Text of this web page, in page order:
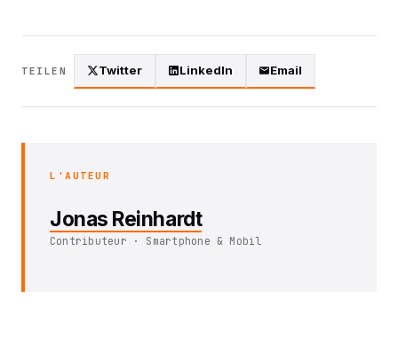
TEILEN Twitter LinkedIn Email
L'AUTEUR
Jonas Reinhardt
Contributeur · Smartphone & Mobil